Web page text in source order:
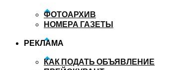
ФОТОАРХИВ
НОМЕРА ГАЗЕТЫ
РЕКЛАМА
КАК ПОДАТЬ ОБЪЯВЛЕНИЕ